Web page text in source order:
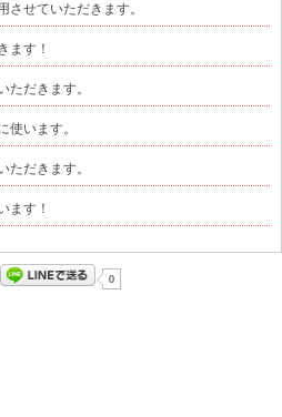
せていただきます。
ます！
ただきます。
使います。
ただきます。
ます！
0